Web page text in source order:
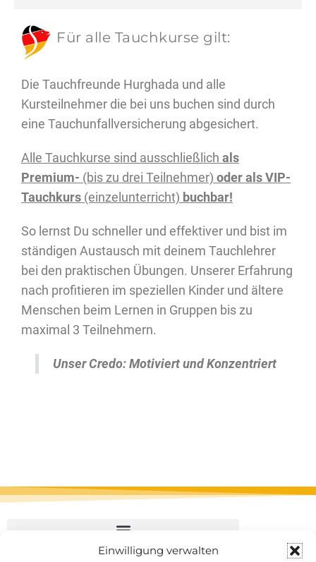
Einwilligung verwalten
Für alle Tauchkurse gilt:
Die Tauchfreunde Hurghada und alle
Kursteilnehmer die bei uns buchen sind durch
eine Tauchunfallversicherung abgesichert.
Alle Tauchkurse sind ausschließlich als
Premium- (bis zu drei Teilnehmer) oder als VIP-
Tauchkurs (einzelunterricht) buchbar!
So lernst Du schneller und effektiver und bist im
ständigen Austausch mit deinem Tauchlehrer
bei den praktischen Übungen. Unserer Erfahrung
nach profitieren im speziellen Kinder und ältere
Menschen beim Lernen in Gruppen bis zu
maximal 3 Teilnehmern.
Unser Credo: Motiviert und Konzentriert